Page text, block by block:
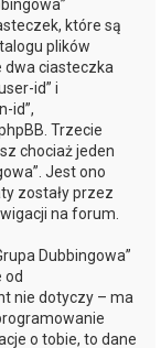
które są
plików
dwa ciasteczka
id” i
id”,
Trzecie
chociaż jeden
Jest ono
zostały przez
na forum.
Dubbingowa”
od
nie dotyczy – ma
o tobie, to dane